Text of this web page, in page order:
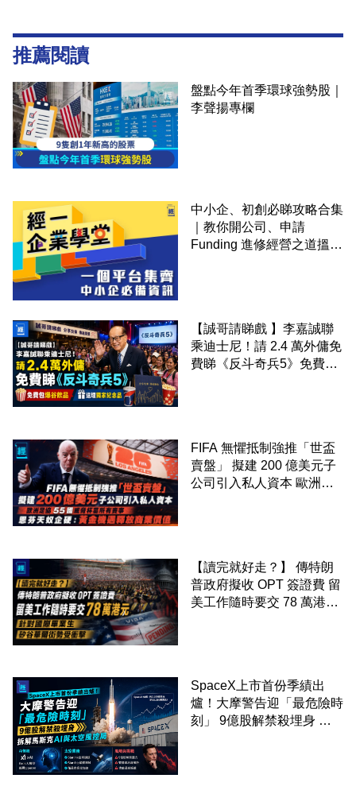
推薦閱讀
盤點今年首季環球強勢股｜
李聲揚專欄
中小企、初創必睇攻略合集
｜教你開公司、申請
Funding 進修經營之道搵大
【誠哥請睇戲 】李嘉誠聯
乘迪士尼！請 2.4 萬外傭免
費睇《反斗奇兵5》免費包
FIFA 無懼抵制強推「世盃
賣盤」 擬建 200 億美元子
公司引入私人資本 歐洲足
【讀完就好走？】 傳特朗
普政府擬收 OPT 簽證費 留
美工作隨時要交 78 萬港元
SpaceX上市首份季績出
爐！大摩警告迎「最危險時
刻」 9億股解禁殺埋身 拆